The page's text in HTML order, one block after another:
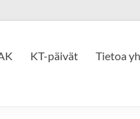
KT-päivät Tietoa